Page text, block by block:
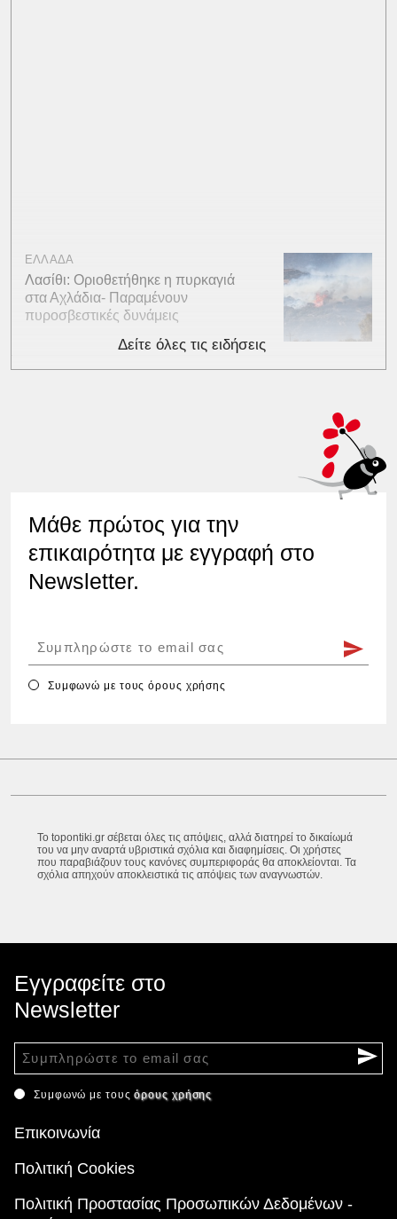
ΕΛΛΑΔΑ
Λασίθι: Οριοθετήθηκε η πυρκαγιά
στα Αχλάδια- Παραμένουν
πυροσβεστικές δυνάμεις
Δείτε όλες τις ειδήσεις
Μάθε πρώτος για την
επικαιρότητα με εγγραφή στο
Newsletter.
Συμφωνώ με τουςόρους χρήσης
Το topontiki.gr σέβεται όλες τις απόψεις, αλλά διατηρεί το δικαίωμά
του να μην αναρτά υβριστικά σχόλια και διαφημίσεις. Οι χρήστες
που παραβιάζουν τους κανόνες συμπεριφοράς θα αποκλείονται. Τα
σχόλια απηχούν αποκλειστικά τις απόψεις των αναγνωστών.
Εγγραφείτε στο
Newsletter
Συμφωνώ με τουςόρους χρήσης
Επικοινωνία
Πολιτική Cookies
Πολιτική Προστασίας Προσωπικών Δεδομένων -